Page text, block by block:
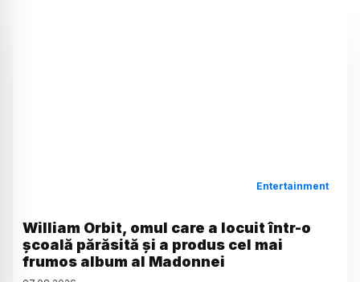
Entertainment
William Orbit, omul care a locuit într-o
școală părăsită și a produs cel mai
frumos album al Madonnei